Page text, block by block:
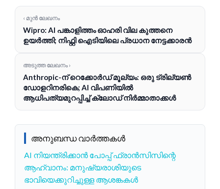
‹ മുൻ ലേഖനം
Wipro: AI പങ്കാളിത്തം ഓഹരി വില കുത്തനെ
ഉയർത്തി; നിഫ്റ്റി ഐടിയിലെ പ്രധാന നേട്ടക്കാരൻ
അടുത്ത ലേഖനം ›
Anthropic-ന് റെക്കോർഡ് മൂല്യം: ഒരു ട്രില്യൺ
ഡോളറിനരികെ; AI വിപണിയിൽ
ആധിപത്യമുറപ്പിച്ച് ക്ലോഡ് നിർമ്മാതാക്കൾ
അനുബന്ധ വാർത്തകൾ
AI നിയന്ത്രിക്കാൻ പോപ്പ് ഫ്രാൻസിസിന്റെ
ആഹ്വാനം: മനുഷ്യരാശിയുടെ
ഭാവിയെക്കുറിച്ചുള്ള ആശങ്കകൾ